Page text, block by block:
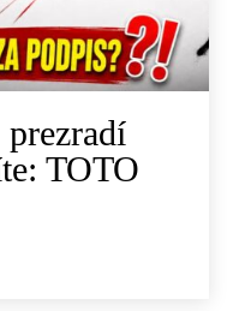
TOTO